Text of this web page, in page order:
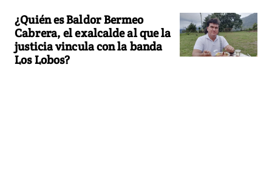
¿Quién es Baldor Bermeo
Cabrera, el exalcalde al que la
justicia vincula con la banda
Los Lobos?